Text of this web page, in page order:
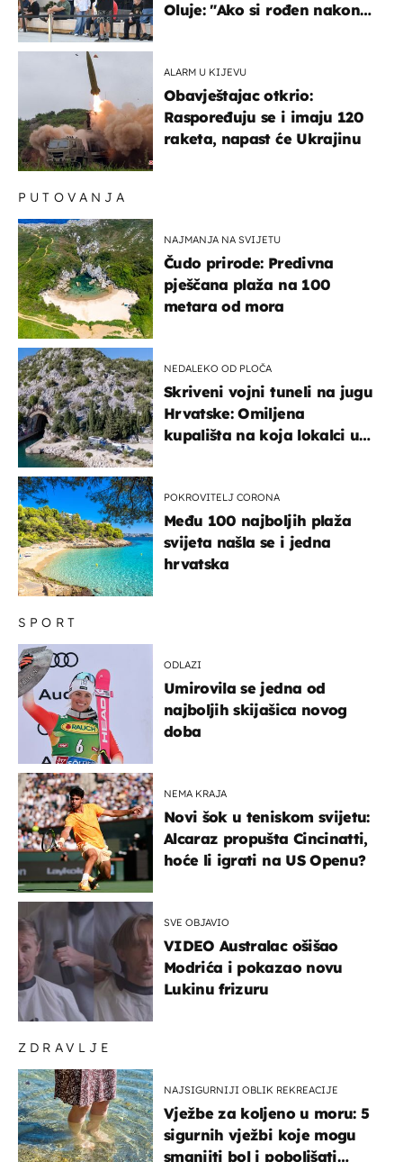
Oluje: "Ako si rođen nakon
ALARM U KIJEVU
Obavještajac otkrio:
Raspoređuju se i imaju 120
raketa, napast će Ukrajinu
ZDRAVLJE
NAJSIGURNIJI OBLIK REKREACIJE
Vježbe za koljeno u moru: 5
sigurnih vježbi koje mogu
smanjiti bol i poboljšati
SPORT
ODLAZI
Umirovila se jedna od
najboljih skijašica novog
doba
NEMA KRAJA
Novi šok u teniskom svijetu:
Alcaraz propušta Cincinatti,
hoće li igrati na US Openu?
SVE OBJAVIO
VIDEO Australac ošišao
Modrića i pokazao novu
Lukinu frizuru
PUTOVANJA
NAJMANJA NA SVIJETU
Čudo prirode: Predivna
pješčana plaža na 100
metara od mora
NEDALEKO OD PLOČA
Skriveni vojni tuneli na jugu
Hrvatske: Omiljena
kupališta na koja lokalci u
POKROVITELJ CORONA
Među 100 najboljih plaža
svijeta našla se i jedna
hrvatska